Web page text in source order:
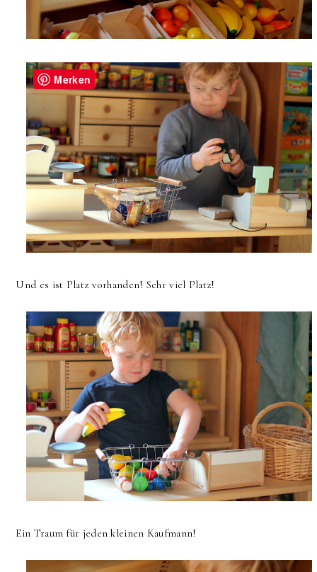
Und es ist Platz vorhanden! Sehr viel Platz!
Ein Traum für jeden kleinen Kaufmann!
Merken